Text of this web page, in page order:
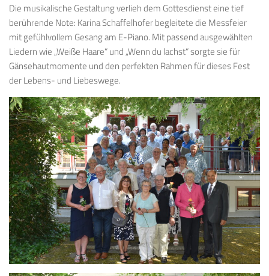
Die musikalische Gestaltung verlieh dem Gottesdienst eine tief
berührende Note: Karina Schaffelhofer begleitete die Messfeier
mit gefühlvollem Gesang am E-Piano. Mit passend ausgewählten
Liedern wie „Weiße Haare“ und „Wenn du lachst“ sorgte sie für
Gänsehautmomente und den perfekten Rahmen für dieses Fest
der Lebens- und Liebeswege.